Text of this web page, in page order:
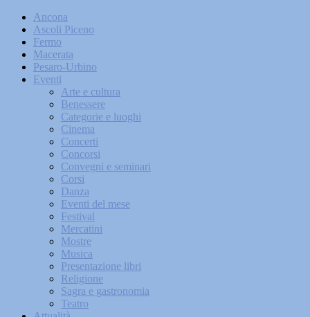
Ancona
Ascoli Piceno
Fermo
Macerata
Pesaro-Urbino
Eventi
Arte e cultura
Benessere
Categorie e luoghi
Cinema
Concerti
Concorsi
Convegni e seminari
Corsi
Danza
Eventi del mese
Festival
Mercatini
Mostre
Musica
Presentazione libri
Religione
Sagra e gastronomia
Teatro